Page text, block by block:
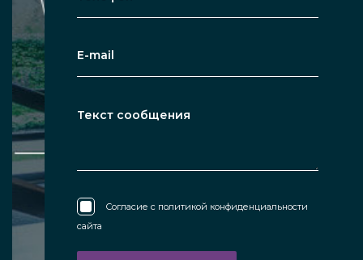
Согласие с политикой конфиденциальности
сайта